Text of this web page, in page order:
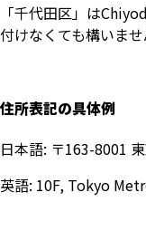
「千代田区」は
付けなくても構いま
住所表記の具体例
日本語: 〒163-8001
英語: 10F, Tokyo